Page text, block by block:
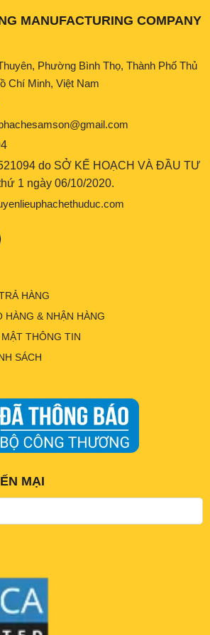
MANUFACTURING COMPANY
Phường Bình Thọ, Thành Phố Thủ
Chí Minh, Việt Nam
do SỞ KẾ HOẠCH VÀ ĐẦU TƯ
1 ngày 06/10/2020.
HÀNG
HÀNG & NHẬN HÀNG
THÔNG TIN
SÁCH
MẠI